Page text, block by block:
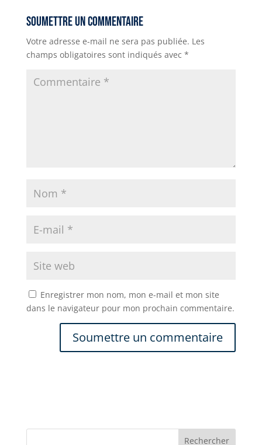
r p
p
n
k
g
e
r
m
b
o
o
Soumettre un commentaire
Votre adresse e-mail ne sera pas publiée. Les
champs obligatoires sont indiqués avec *
Enregistrer mon nom, mon e-mail et mon site
dans le navigateur pour mon prochain commentaire.